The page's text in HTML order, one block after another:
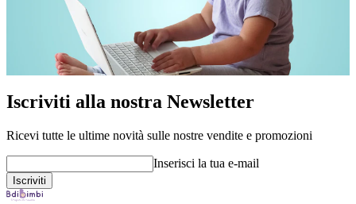
Iscriviti alla nostra Newsletter
Ricevi tutte le ultime novità sulle nostre vendite e promozioni
Inserisci la tua e-mail